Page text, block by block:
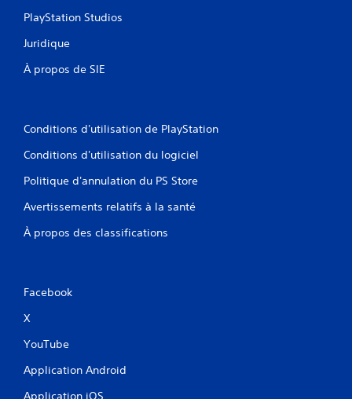
PlayStation Studios
Juridique
À propos de SIE
Conditions d'utilisation de PlayStation
Conditions d'utilisation du logiciel
Politique d'annulation du PS Store
Avertissements relatifs à la santé
À propos des classifications
Facebook
X
YouTube
Application Android
Application iOS